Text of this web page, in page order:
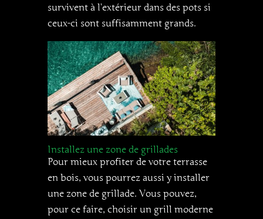
survivent à l’extérieur dans des pots si
ceux-ci sont suffisamment grands.
Installez une zone de grillades
Pour mieux profiter de votre terrasse
en bois, vous pourrez aussi y installer
une zone de grillade. Vous pouvez,
pour ce faire, choisir un grill moderne